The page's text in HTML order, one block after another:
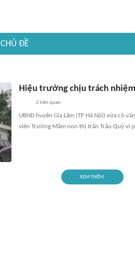
CHỦ ĐỀ
Hiệu trưởng chịu trách
2 liên quan
UBND huyện Gia Lâm (TP Hà Nội) vừa có
viên Trường Mầm non thị trấn Trâu Quỳ vi
XEM THÊM